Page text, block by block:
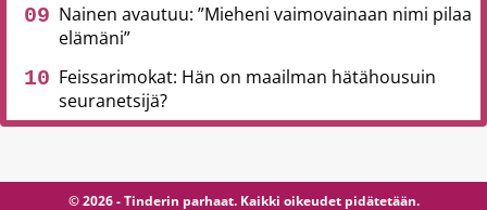
Nainen avautuu: ”Mieheni vaimovainaan nimi pilaa
elämäni”
Feissarimokat: Hän on maailman hätähousuin
seuranetsijä?
© 2026 - Tinderin parhaat. Kaikki oikeudet pidätetään.